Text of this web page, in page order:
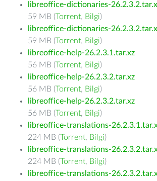
libreoffice-dictionaries-
59 MB (Torrent, Bilgi)
libreoffice-dictionaries-
59 MB (Torrent, Bilgi)
libreoffice-help-26.2.3.1.tar.xz
56 MB (Torrent, Bilgi)
libreoffice-help-26.2.3.2.tar.xz
56 MB (Torrent, Bilgi)
libreoffice-help-26.2.3.2.tar.xz
56 MB (Torrent, Bilgi)
libreoffice-translations-
224 MB (Torrent, Bilgi)
libreoffice-translations-
224 MB (Torrent, Bilgi)
libreoffice-translations-